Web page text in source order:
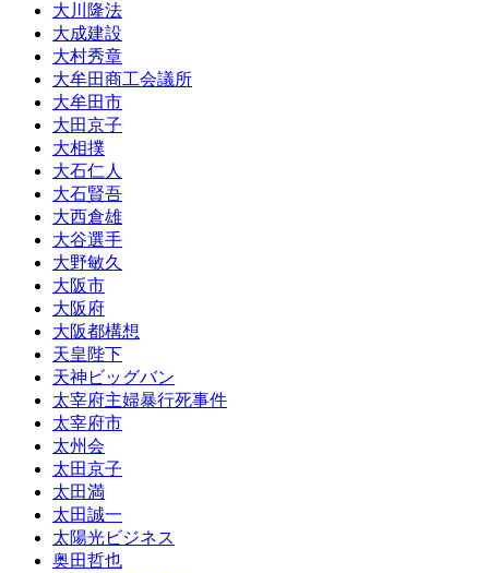
大川隆法
大成建設
大村秀章
大牟田商工会議所
大牟田市
大田京子
大相撲
大石仁人
大石賢吾
大西倉雄
大谷選手
大野敏久
大阪市
大阪府
大阪都構想
天皇陛下
天神ビッグバン
太宰府主婦暴行死事件
太宰府市
太州会
太田京子
太田満
太田誠一
太陽光ビジネス
奥田哲也